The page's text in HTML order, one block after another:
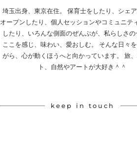
埼玉出身、東京在住。 保育士をしたり、シェ
オープンしたり、個人セッションやコミュニテ
したり、いろんな側面のぜんぶが、私らしさ
ここを感じ、味わい、愛おしむ。 そんな日々
がら、心が動くほうへと向かっています。 旅
ト、自然やアートが大好き＾＾
keep in touch